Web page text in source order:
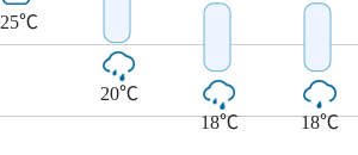
25℃
20℃
18℃ 18℃